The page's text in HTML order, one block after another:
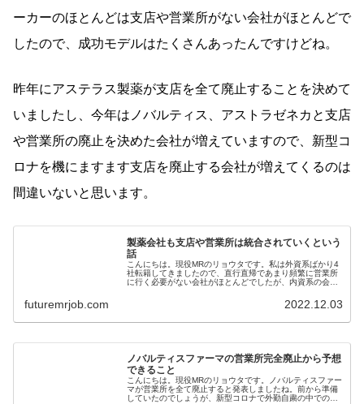
ーカーのほとんどは支店や営業所がない会社がほとんどで
したので、成功モデルはたくさんあったんですけどね。
昨年にアステラス製薬が支店を全て廃止することを決めて
いましたし、今年はノバルティス、アストラゼネカと支店
や営業所の廃止を決めた会社が増えていますので、新型コ
ロナを機にますます支店を廃止する会社が増えてくるのは
間違いないと思います。
製薬会社も支店や営業所は統合されていくという
話
こんにちは。現役MRのリョウタです。私は外資系ばかり4
社転籍してきましたので、直行直帰であまり頻繁に営業所
に行く必要がない会社がほとんどでしたが、内資系の会社
futuremrjob.com 2022.12.03
ノバルティスファーマの営業所完全廃止から予想
できること
こんにちは。現役MRのリョウタです。ノバルティスファー
マが営業所を全て廃止すると発表しましたね。前から準備
していたのでしょうが、新型コロナで外勤自粛の中での廃